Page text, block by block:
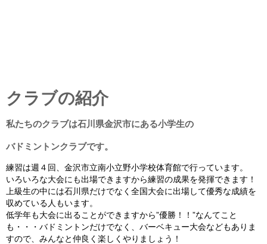
​クラブの紹介
​私たちのクラブは石川県金沢市にある小学生の
バドミントンクラブです。
練習は週４回、金沢市立南小立野小学校体育館で行っています。
いろいろな大会にも出場できますから練習の成果を発揮できます！
上級生の中には石川県だけでなく全国大会に出場して優秀な成績を
収めている人もいます。
​低学年も大会に出ることができますから”優勝！！”なんてこと
も・・・バドミントンだけでなく、バーベキュー大会などもありま
すので、みんなと仲良く楽しくやりましょう！